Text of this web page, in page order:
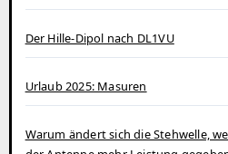
Der Hille-Dipol nach DL1VU
Urlaub 2025: Masuren
Warum ändert sich die Stehwelle,